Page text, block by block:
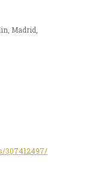
Madrid,
307412497/